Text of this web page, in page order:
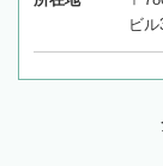
ビ